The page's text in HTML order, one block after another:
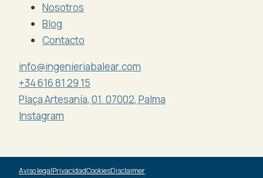
Nosotros
Blog
Contacto
info@ingenieriabalear.com
+34 616 81 29 15
Plaça Artesanía, 01. 07002, Palma
Instagram
Aviso legalPrivacidadCookiesDisclaimer